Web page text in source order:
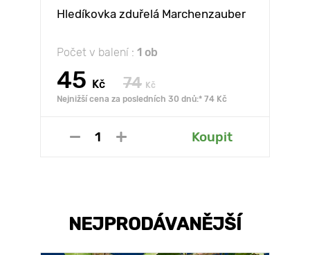
Hledíkovka zduřelá Marchenzauber
Počet v balení : 1 ob
45 Kč 74 Kč
Nejnižší cena za posledních 30 dnů:* 74 Kč
Koupit
NEJPRODÁVANĚJŠÍ